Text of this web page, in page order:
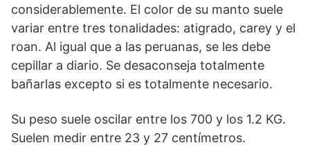
considerablemente. El color de su manto suele
variar entre tres tonalidades: atigrado, carey y el
roan. Al igual que a las peruanas, se les debe
cepillar a diario. Se desaconseja totalmente
bañarlas excepto si es totalmente necesario.
Su peso suele oscilar entre los 700 y los 1.2 KG.
Suelen medir entre 23 y 27 centímetros.